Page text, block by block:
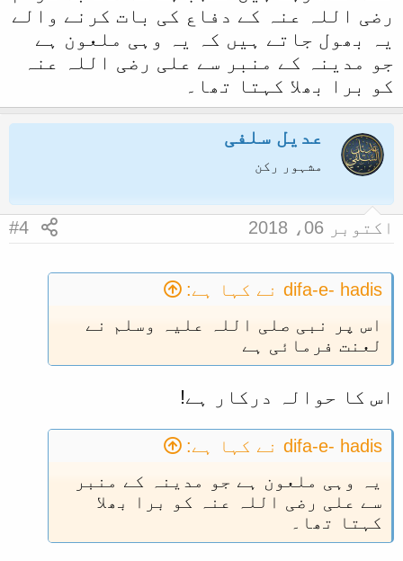
رضی اللہ عنہ کے دفاع کی بات کرنے والے
یہ بھول جاتے ہیں کہ یہ وہی ملعون ہے
جو مدینہ کے منبر سے علی رضی اللہ عنہ
کو برا بھلا کہتا تھا۔
عدیل سلفی
مشہور رکن
اکتوبر 06، 2018 #4
difa-e- hadis نے کہا ہے:
اس پر نبی صلی اللہ علیہ وسلم نے
لعنت فرمائی ہے
اس کا حوالہ درکار ہے!
difa-e- hadis نے کہا ہے:
یہ وہی ملعون ہے جو مدینہ کے منبر
سے علی رضی اللہ عنہ کو برا بھلا
کہتا تھا۔